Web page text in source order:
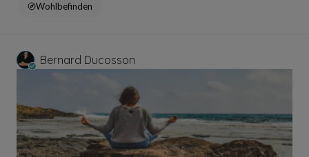
Wohlbefinden
Bernard Ducosson